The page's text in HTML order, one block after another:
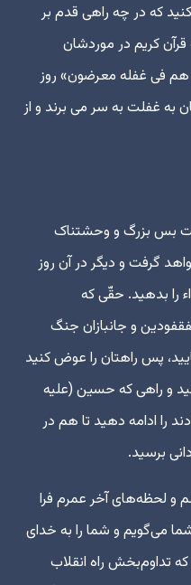
که در چه راهی قدم بر
کریم در موردشان
هم فی غفله معرضون» روز
غفلت به سر می برند و از
بس بزرگ و وحشتناک
گرفت و دیگر در آن روز
را بدهید. حقّی که
و جانبازان جنگ
پس راهتان را عوض کنید
و راهی که حسین (علیه
دادند را ادامه دهید تا هم در
برسید.
و لحظه‌های آخر عمرم فرا
می‌گویم و شما را به خدای
تداوم‌بخش راه انقلاب